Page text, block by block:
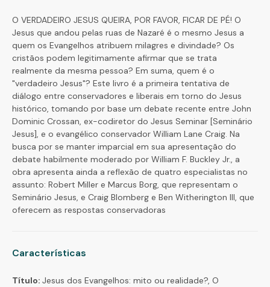
O VERDADEIRO JESUS QUEIRA, POR FAVOR, FICAR DE PÉ! O
Jesus que andou pelas ruas de Nazaré é o mesmo Jesus a
quem os Evangelhos atribuem milagres e divindade? Os
cristãos podem legitimamente afirmar que se trata
realmente da mesma pessoa? Em suma, quem é o
"verdadeiro Jesus"? Este livro é a primeira tentativa de
diálogo entre conservadores e liberais em torno do Jesus
histórico, tomando por base um debate recente entre John
Dominic Crossan, ex-codiretor do Jesus Seminar [Seminário
Jesus], e o evangélico conservador William Lane Craig. Na
busca por se manter imparcial em sua apresentação do
debate habilmente moderado por William F. Buckley Jr., a
obra apresenta ainda a reflexão de quatro especialistas no
assunto: Robert Miller e Marcus Borg, que representam o
Seminário Jesus, e Craig Blomberg e Ben Witherington III, que
oferecem as respostas conservadoras
Características
Título: Jesus dos Evangelhos: mito ou realidade?, O